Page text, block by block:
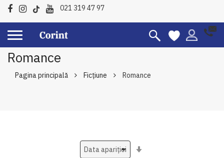
021 319 47 97
Romance
Pagina principală Ficțiune Romance